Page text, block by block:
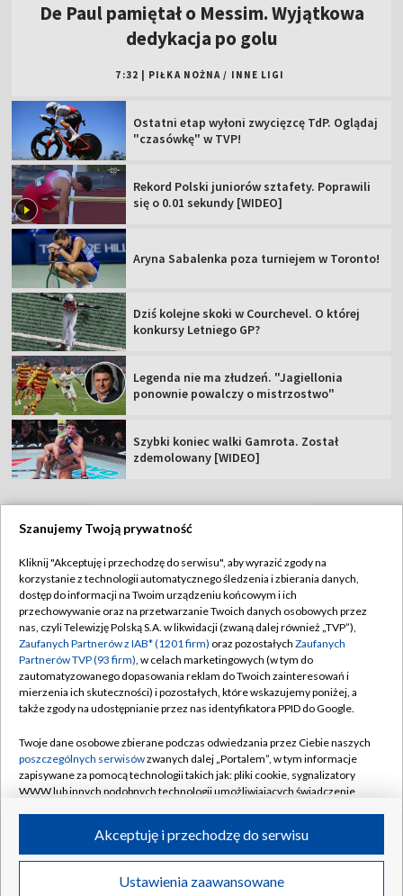
Transmisje Wideo
De Paul pamiętał o Messim. Wyjątkowa
dedykacja po golu
7:32 PIŁKA NOŻNA / INNE LIGI
Ostatni etap wyłoni zwycięzcę TdP. Oglądaj
"czasówkę" w TVP!
Rekord Polski juniorów sztafety. Poprawili
się o 0.01 sekundy [WIDEO]
Aryna Sabalenka poza turniejem w Toronto!
Dziś kolejne skoki w Courchevel. O której
konkursy Letniego GP?
Legenda nie ma złudzeń. "Jagiellonia
ponownie powalczy o mistrzostwo"
Szybki koniec walki Gamrota. Został
zdemolowany [WIDEO]
Abonament TVP
Sklep TVP
Biuro Reklamy
Oferta Handlowa
Telegazeta ogłoszenia
Rada Programowa
Ogłoszenia przetargowe
Akademia Telewizyjna
Informacje o nadawcy
Regulamin TVP
Polityka prywatności
Moje zgody
Biuro reklamy
Kontakt
Kanały
©2026 Telewizja Polska Spółka Akcyjna w likwidacji
Szanujemy Twoją prywatność
Kliknij "Akceptuję i przechodzę do serwisu", aby wyrazić zgody na
korzystanie z technologii automatycznego śledzenia i zbierania danych,
dostęp do informacji na Twoim urządzeniu końcowym i ich
przechowywanie oraz na przetwarzanie Twoich danych osobowych przez
nas, czyli Telewizję Polską S.A. w likwidacji (zwaną dalej również „TVP”),
Zaufanych Partnerów z IAB* (1201 firm) oraz pozostałych Zaufanych
Partnerów TVP (93 firm), w celach marketingowych (w tym do
zautomatyzowanego dopasowania reklam do Twoich zainteresowań i
mierzenia ich skuteczności) i pozostałych, które wskazujemy poniżej, a
także zgody na udostępnianie przez nas identyfikatora PPID do Google.
Twoje dane osobowe zbierane podczas odwiedzania przez Ciebie naszych
poszczególnych serwisówzwanych dalej „Portalem”, w tym informacje
zapisywane za pomocą technologii takich jak: pliki cookie, sygnalizatory
WWW lub innych podobnych technologii umożliwiających świadczenie
ruchu w Internecie.
Twoje dane osobowe zbierane podczas odwiedzania przez Ciebie
poszczególnych serwisówna Portalu, takie jak adresy IP, identyfikatory
Ustawienia zaawansowane
Akceptuję i przechodzę do serwisu